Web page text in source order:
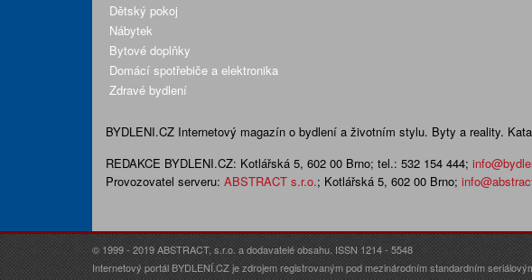
Dětský pokoj
Nábytek
Bytové doplňky
Domácí spotřebiče a elektronika
Zdravé bydlení
BYDLENI.CZ Internetový magazín o bydlení a životním stylu. Byty a reality.
REDAKCE BYDLENI.CZ: Kotlářská 5, 602 00 Brno; tel.: 532 154 444;
Provozovatel serveru: ABSTRACT s.r.o.; Kotlářská 5, 602 00 Brno;
© 1999 - 2019 ABSTRACT, s.r.o. a dodavatelé obsahu. ISSN 1214 - 5548
Internetový portál BYDLENÍ.CZ je zdrojem registrovaným pod mezinárodním standardním